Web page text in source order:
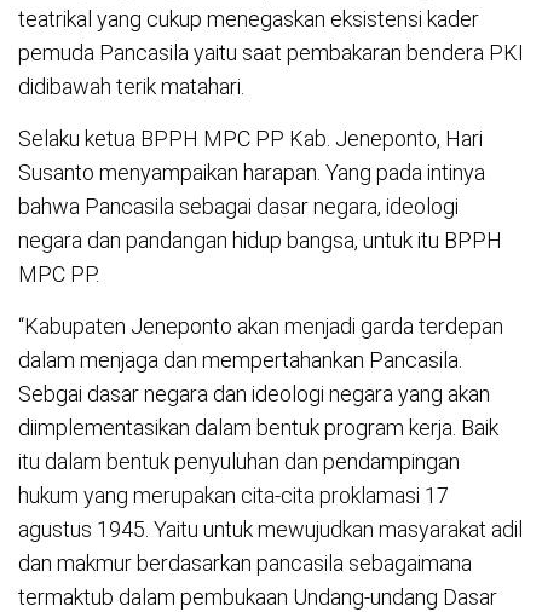
teatrikal yang cukup menegaskan eksistensi kader
pemuda Pancasila yaitu saat pembakaran bendera PKI
didibawah terik matahari.
Selaku ketua BPPH MPC PP Kab. Jeneponto, Hari
Susanto menyampaikan harapan. Yang pada intinya
bahwa Pancasila sebagai dasar negara, ideologi
negara dan pandangan hidup bangsa, untuk itu BPPH
MPC PP.
“Kabupaten Jeneponto akan menjadi garda terdepan
dalam menjaga dan mempertahankan Pancasila.
Sebgai dasar negara dan ideologi negara yang akan
diimplementasikan dalam bentuk program kerja. Baik
itu dalam bentuk penyuluhan dan pendampingan
hukum yang merupakan cita-cita proklamasi 17
agustus 1945. Yaitu untuk mewujudkan masyarakat adil
dan makmur berdasarkan pancasila sebagaimana
termaktub dalam pembukaan Undang-undang Dasar